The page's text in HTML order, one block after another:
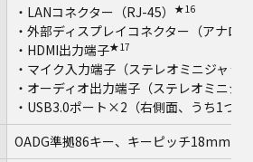
・LANコネクター（RJ-45） ★16
・外部ディスプレイコネクター（アナロ
・HDMI出力端子★17
・マイク入力端子（ステレオミニジャッ
・オーディオ出力端子（ステレオミニジ
・USB3.0ポート×2（右側面、うち1つ
OADG準拠86キー、キーピッチ18mm(